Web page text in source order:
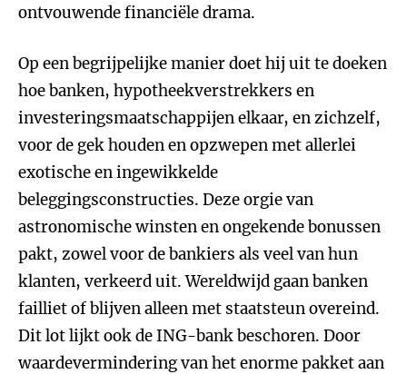
ontvouwende financiële drama.
Op een begrijpelijke manier doet hij uit te doeken
hoe banken, hypotheekverstrekkers en
investeringsmaatschappijen elkaar, en zichzelf,
voor de gek houden en opzwepen met allerlei
exotische en ingewikkelde
beleggingsconstructies. Deze orgie van
astronomische winsten en ongekende bonussen
pakt, zowel voor de bankiers als veel van hun
klanten, verkeerd uit. Wereldwijd gaan banken
failliet of blijven alleen met staatsteun overeind.
Dit lot lijkt ook de ING-bank beschoren. Door
waardevermindering van het enorme pakket aan